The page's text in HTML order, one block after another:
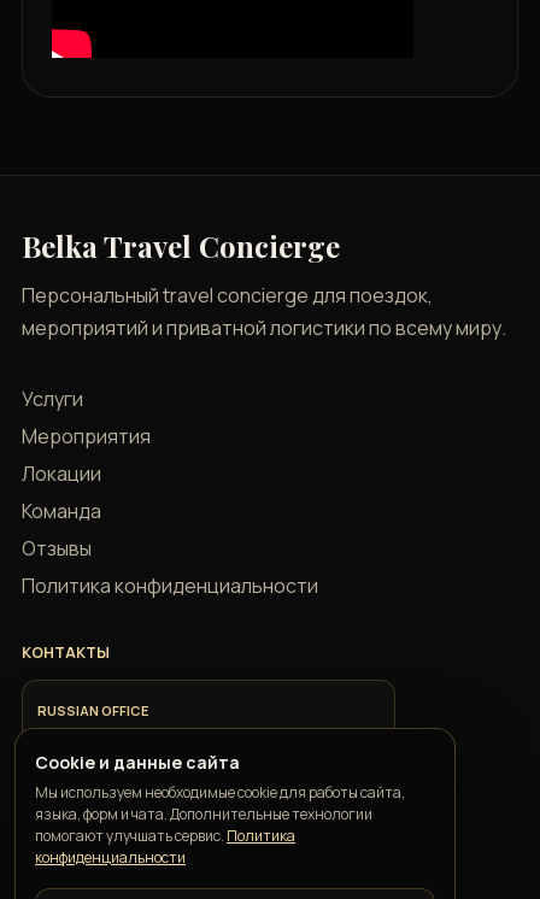
Belka Travel Concierge
Персональный travel concierge для поездок,
мероприятий и приватной логистики по всему миру.
Услуги
Мероприятия
Локации
Команда
Отзывы
Политика конфиденциальности
КОНТАКТЫ
RUSSIAN OFFICE
+7 918 685 9883
ITALIAN OFFICE
+39 351 352 1163
Cookie и данные сайта
Мы используем необходимые cookie для работы сайта,
языка, форм и чата. Дополнительные технологии
помогают улучшать сервис. Политика
конфиденциальности